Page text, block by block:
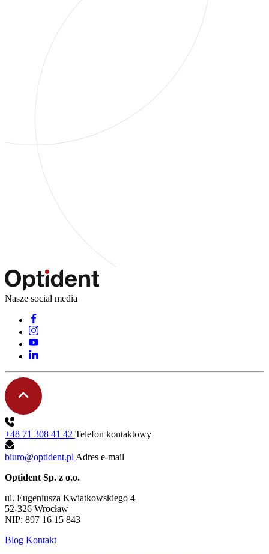
Nasze social media
+48 71 308 41 42 Telefon kontaktowy
biuro@optident.pl Adres e-mail
Optident Sp. z o.o.
ul. Eugeniusza Kwiatkowskiego 4
52-326 Wrocław
NIP: 897 16 15 843
Blog Kontakt